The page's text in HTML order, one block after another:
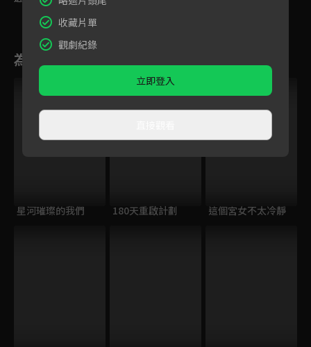
為您推薦
星河璀璨的我們 180天重啟計劃 這個宮女不太冷靜
收藏片單
觀劇紀錄
立即登入